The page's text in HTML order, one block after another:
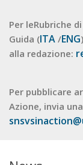
Per leRubriche
Guida (ITA /ENG
alla redazione:
Per pubblicare
Azione, invia